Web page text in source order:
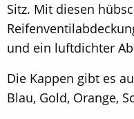
Sitz. Mit diesen
und ein luftdichter
Die Kappen gibt es
Blau, Gold, Orange,